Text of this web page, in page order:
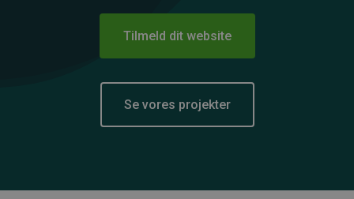
Tilmeld dit website
Se vores projekter